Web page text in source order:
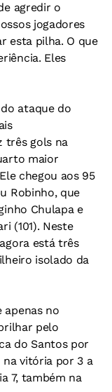
agredir o
jogadores
esta pilha. O que
Eles
ataque do
três gols na
maior
chegou aos 95
Robinho, que
Chulapa e
(101). Neste
está três
isolado da
apenas no
pelo
do Santos por
na vitória por 3 a
7, também na